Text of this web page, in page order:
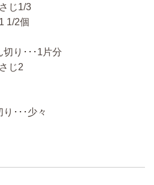
じ1/3
1/2個
り･･･1片分
じ2
･･･少々